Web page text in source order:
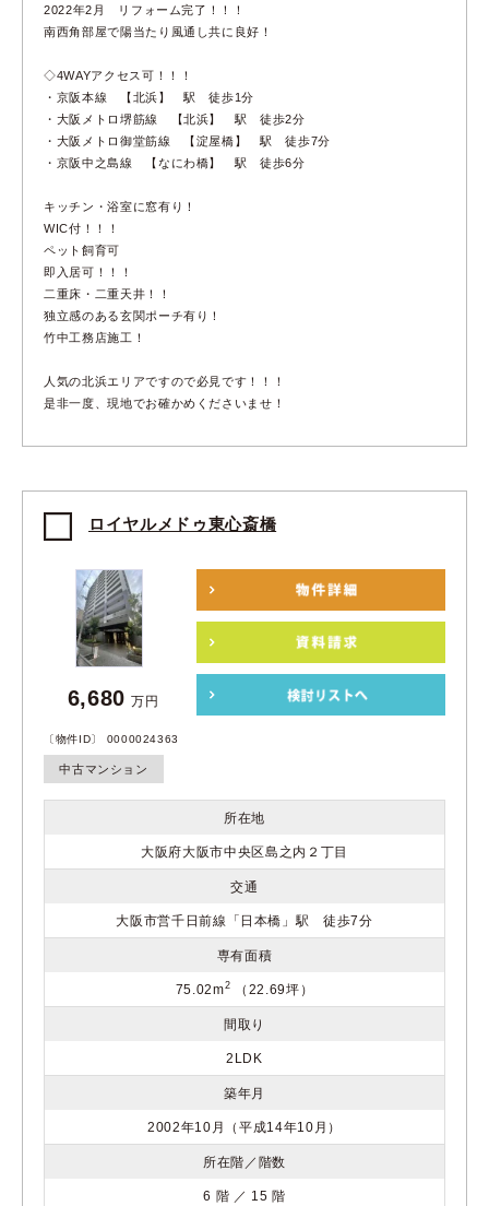
2022年2月 リフォーム完了！！！
南西角部屋で陽当たり風通し共に良好！
◇4WAYアクセス可！！！
・京阪本線 【北浜】 駅 徒歩1分
・大阪メトロ堺筋線 【北浜】 駅 徒歩2分
・大阪メトロ御堂筋線 【淀屋橋】 駅 徒歩7分
・京阪中之島線 【なにわ橋】 駅 徒歩6分
キッチン・浴室に窓有り！
WIC付！！！
ペット飼育可
即入居可！！！
二重床・二重天井！！
独立感のある玄関ポーチ有り！
竹中工務店施工！
人気の北浜エリアですので必見です！！！
是非一度、現地でお確かめくださいませ！
ロイヤルメドゥ東心斎橋
〔物件ID〕 0000024363
中古マンション
6,680 万円
所在地
大阪府大阪市中央区島之内２丁目
交通
大阪市営千日前線「日本橋」駅 徒歩7分
専有面積
75.02m2 （22.69坪）
間取り
2LDK
築年月
2002年10月（平成14年10月）
所在階／階数
6 階 ／ 15 階